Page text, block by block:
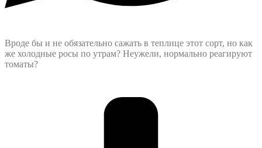
Вроде бы и не обязательно сажать в теплице этот сорт, но как
же холодные росы по утрам? Неужели, нормально реагируют
томаты?